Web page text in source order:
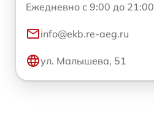
Ежедневно с 9:00 до 21:00
info@ekb.re-aeg.ru
ул. Малышева, 51